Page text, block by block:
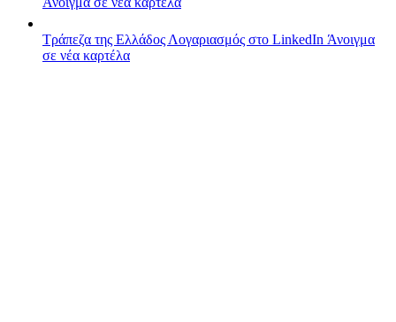
Τράπεζα της Ελλάδος Λογαριασμός στο LinkedIn Άνοιγμα
σε νέα καρτέλα